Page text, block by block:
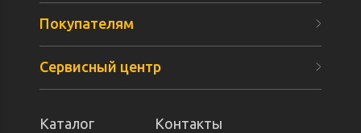
Покупателям
Сервисный центр
Каталог
Контакты